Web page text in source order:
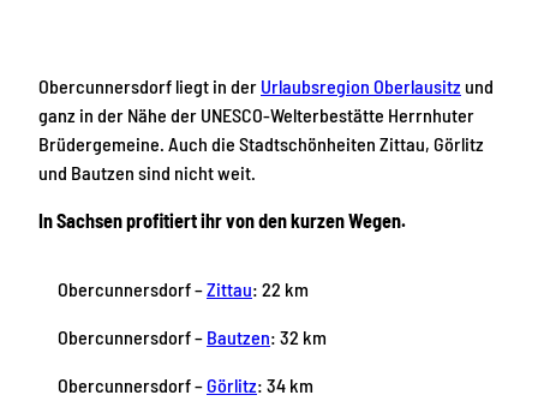
Obercunnersdorf liegt in der Urlaubsregion Oberlausitz und
ganz in der Nähe der UNESCO-Welterbestätte Herrnhuter
Brüdergemeine. Auch die Stadtschönheiten Zittau, Görlitz
und Bautzen sind nicht weit.
In Sachsen profitiert ihr von den kurzen Wegen.
Obercunnersdorf –Zittau: 22 km
Obercunnersdorf – Bautzen: 32 km
Obercunnersdorf –Görlitz: 34 km